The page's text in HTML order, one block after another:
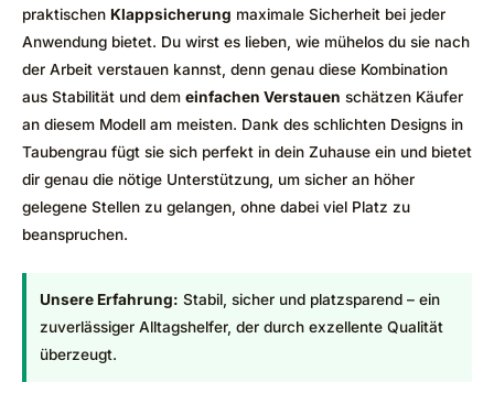
praktischen Klappsicherung maximale Sicherheit bei jeder
Anwendung bietet. Du wirst es lieben, wie mühelos du sie nach
der Arbeit verstauen kannst, denn genau diese Kombination
aus Stabilität und dem einfachen Verstauen schätzen Käufer
an diesem Modell am meisten. Dank des schlichten Designs in
Taubengrau fügt sie sich perfekt in dein Zuhause ein und bietet
dir genau die nötige Unterstützung, um sicher an höher
gelegene Stellen zu gelangen, ohne dabei viel Platz zu
beanspruchen.
Unsere Erfahrung: Stabil, sicher und platzsparend – ein
zuverlässiger Alltagshelfer, der durch exzellente Qualität
überzeugt.